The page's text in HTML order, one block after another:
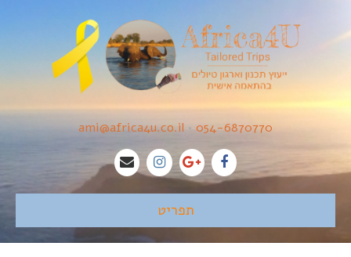
054-6870770
•
ami@africa4u.co.il
תפריט